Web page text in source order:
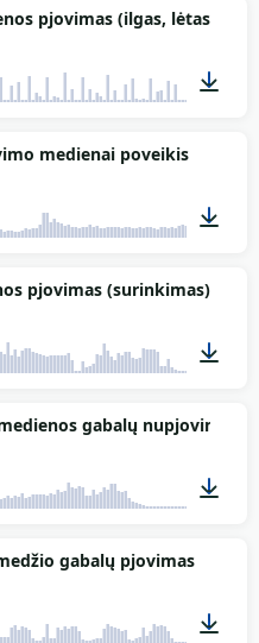
00:49
pjovimas (ilgas, lėtas)
00:31
medienai poveikis
00:20
pjovimas (surinkimas)
02:24
gabalų nupjovimas
00:18
gabalų pjovimas